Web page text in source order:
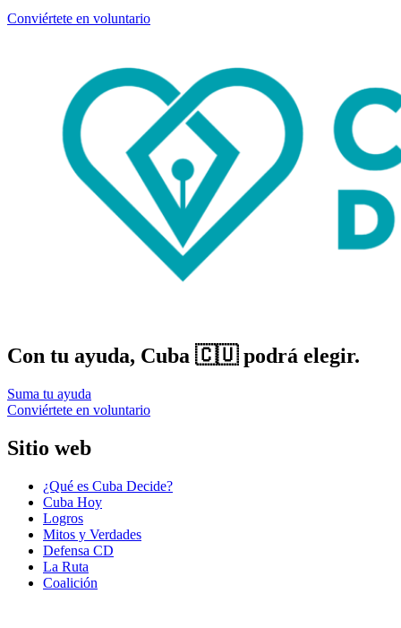
Conviértete en voluntario
Con tu ayuda, Cuba 🇨🇺 podrá elegir.
Suma tu ayuda
Conviértete en voluntario
Sitio web
¿Qué es Cuba Decide?
Cuba Hoy
Logros
Mitos y Verdades
Defensa CD
La Ruta
Coalición